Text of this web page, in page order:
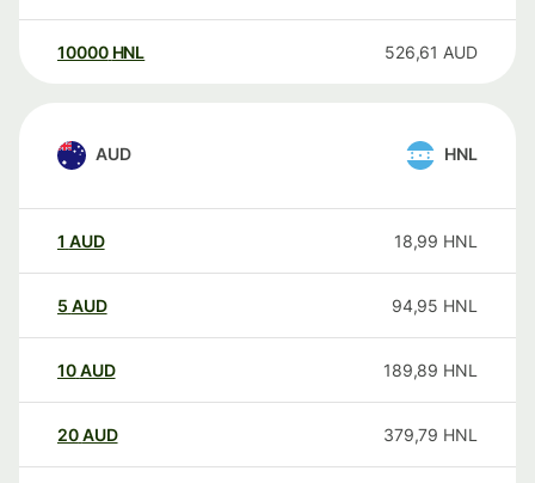
10000 HNL 526,61 AUD
AUD HNL
1 AUD 18,99 HNL
5 AUD 94,95 HNL
10AUD 189,89 HNL
20AUD 379,79 HNL